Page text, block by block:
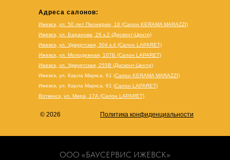
Адреса салонов:
Ижевск, ул. 50 лет Пионерии, 18 (Салон KERAMA MARAZZI)
Ижевск, ул. Баранова, 26 к.2 (Дисконт-Центр)
Ижевск, ул. Удмуртская, 304 к.4 (Салон LAPARET)
Ижевск, ул. Молодежная, 107Б (Салон LAPARET)
Ижевск, ул. Удмуртская, 255В (Дисконт-Центр)
Ижевск, ул. Карла Маркса, 61 (Салон KERAMA MARAZZI)
Ижевск, ул. Карла Маркса, 61 (Салон LAPARET)
Воткинск, ул. Мира, 17А (Салон LAPARET)
© 2026 Политика конфиденциальности
ООО «БАУСЕРВИС ИЖЕВСК»